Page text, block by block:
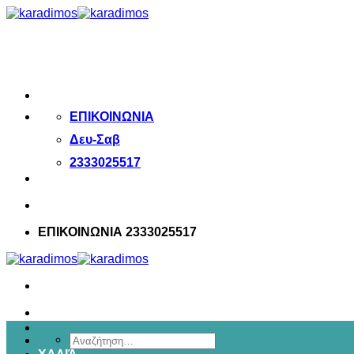
Μετάβαση
ΕΠΙΚΟΙΝΩΝΙΑ
Δευ-Σαβ
2333025517
ΕΠΙΚΟΙΝΩΝΙΑ 2333025517
Αναζήτηση